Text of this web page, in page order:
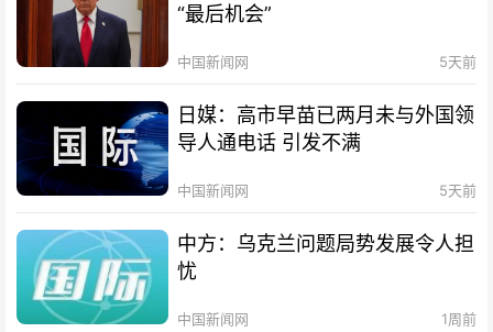
“最后机会”
中国新闻网 5天前
日媒：高市早苗已两月未与外国领
导人通电话 引发不满
中国新闻网 5天前
中方：乌克兰问题局势发展令人担
忧
中国新闻网 1周前